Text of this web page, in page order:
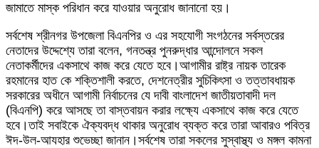
জামাতে মাস্ক পরিধান করে যাওয়ার অনুরোধ জানানো হয়।
সর্বশেষ শ্রীনগর উপজেলা বিএনপির ও এর সহযোগী সংগঠনের সর্বস্তরের
নেতাদের উদ্দেশ্যে তারা বলেন, গনতন্ত্র পুনরুদ্ধার আন্দোলনে সকল
নেতাকর্মীদের একসাথে কাজ করে যেতে হবে।আগামীর রাষ্ট্র নায়ক তারেক
রহমানের হাত কে শক্তিশালী করতে, দেশনেত্রীর সুচিকিৎসা ও তত্তাবধায়ক
সরকারের অধীনে আগামী নির্বাচনের যে দাবী বাংলাদেশ জাতীয়তাবাদী দল
(বিএনপি) করে আসছে তা বাস্তবায়ন করার লক্ষ্যে একসাথে কাজ করে যেতে
হবে।তাই সবাইকে ঐক্যবদ্ধ থাকার অনুরোধ ব্যক্ত করে তারা আবারও পবিত্র
ঈদ-উল-আযহার শুভেচ্ছা জানান।সর্বশেষ তারা সকলের সুস্বাস্থ্য ও মঙ্গল কামনা